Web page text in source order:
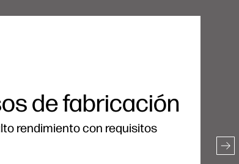
de fabricación
rendimiento con requisitos